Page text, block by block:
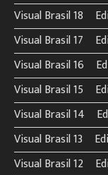
Visual Brasil 18º
Visual Brasil 17º
Visual Brasil 16º
Visual Brasil 15º
Visual Brasil 14º
Visual Brasil 13º
Visual Brasil 12º